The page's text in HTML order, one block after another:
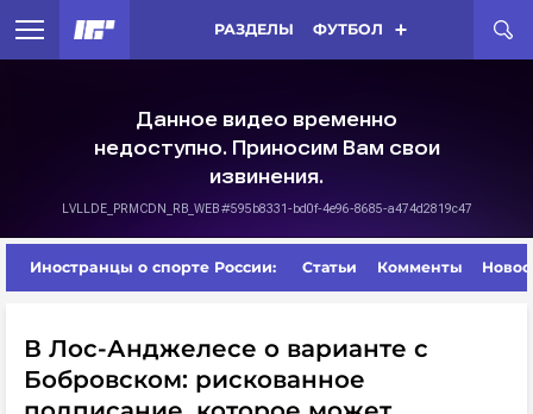
РАЗДЕЛЫ ФУТБОЛ
Иностранцы о спорте России: Статьи Комменты
В Лос-Анджелесе о варианте с
Бобровском: рискованное